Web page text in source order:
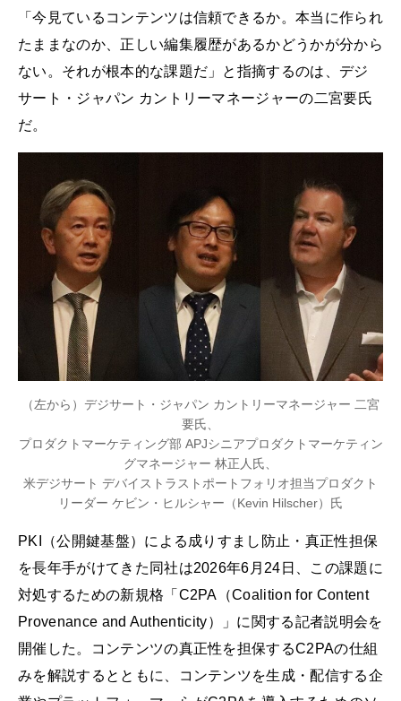
「今見ているコンテンツは信頼できるか。本当に作られ
たままなのか、正しい編集履歴があるかどうかが分から
ない。それが根本的な課題だ」と指摘するのは、デジ
サート・ジャパン カントリーマネージャーの二宮要氏
だ。
（左から）デジサート・ジャパン カントリーマネージャー 二宮
要氏、
プロダクトマーケティング部 APJシニアプロダクトマーケティン
グマネージャー 林正人氏、
米デジサート デバイストラストポートフォリオ担当プロダクト
リーダー ケビン・ヒルシャー（Kevin Hilscher）氏
PKI（公開鍵基盤）による成りすまし防止・真正性担保
を長年手がけてきた同社は2026年6月24日、この課題に
対処するための新規格「C2PA（Coalition for Content
Provenance and Authenticity）」に関する記者説明会を
開催した。コンテンツの真正性を担保するC2PAの仕組
みを解説するとともに、コンテンツを生成・配信する企